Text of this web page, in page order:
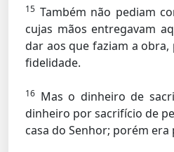
15 Também não pediam
cujas mãos entregavam
dar aos que faziam a
fidelidade.
16 Mas o dinheiro de
dinheiro por sacrifício de
casa do Senhor; porém era